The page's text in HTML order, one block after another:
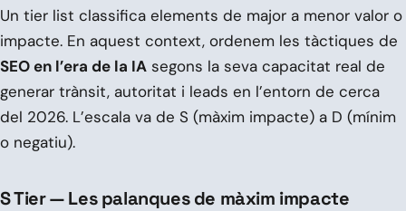
Un tier list classifica elements de major a menor valor o
impacte. En aquest context, ordenem les tàctiques de
SEO en l’era de la IA segons la seva capacitat real de
generar trànsit, autoritat i leads en l’entorn de cerca
del 2026. L’escala va de S (màxim impacte) a D (mínim
o negatiu).
S Tier — Les palanques de màxim impacte